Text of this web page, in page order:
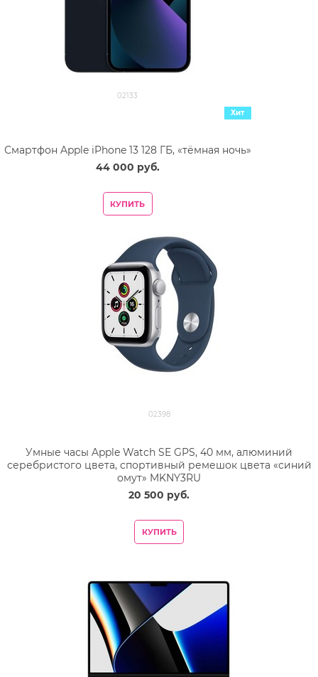
02133
Хит
Смартфон Apple iPhone 13 128 ГБ, «тёмная ночь»
44 000 руб.
КУПИТЬ
02398
Умные часы Apple Watch SE GPS, 40 мм, алюминий
серебристого цвета, спортивный ремешок цвета «синий
омут» MKNY3RU
20 500 руб.
КУПИТЬ